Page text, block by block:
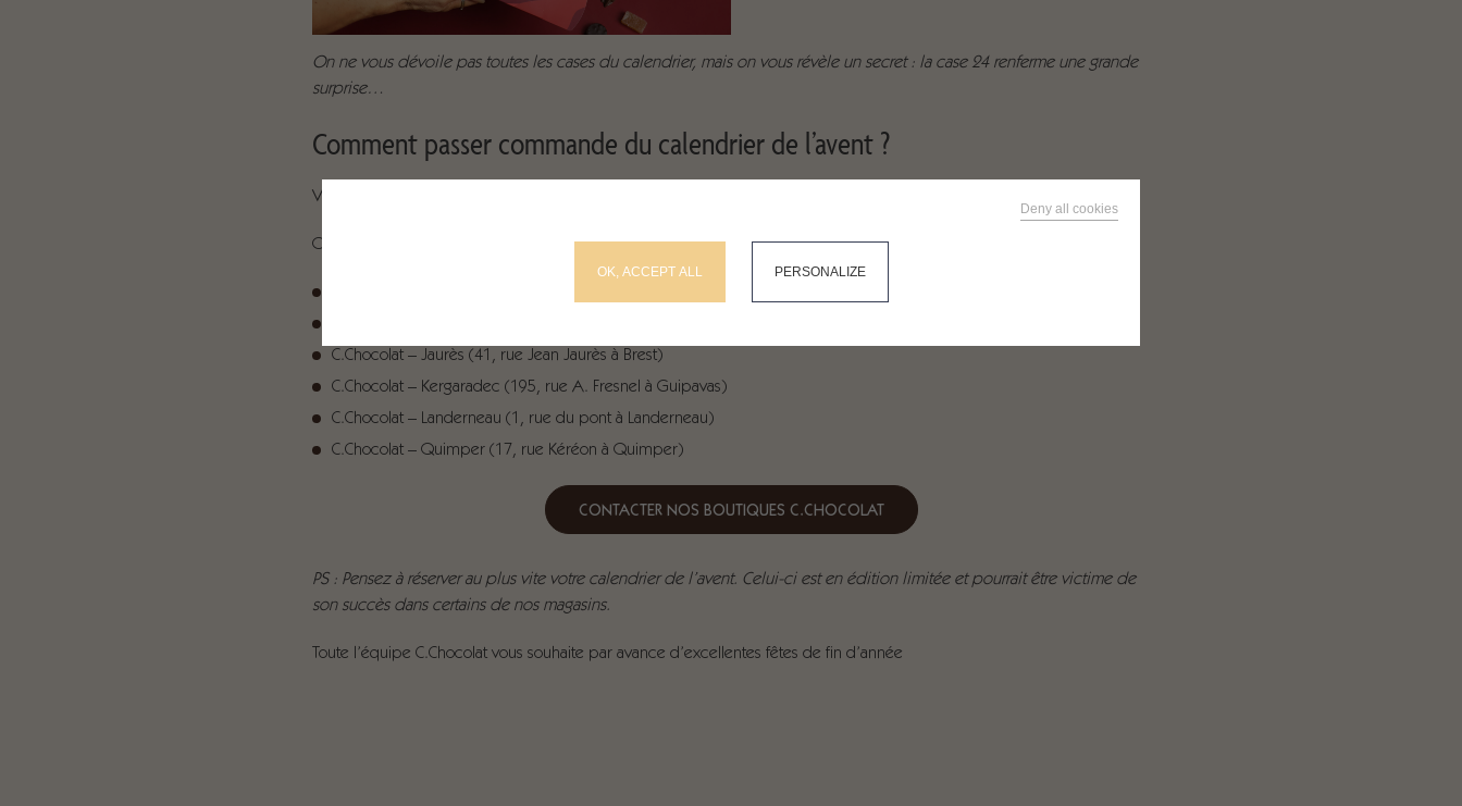
On ne vous dévoile pas toutes les cases du calendrier, mais on vous révèle un secret : la case 24 renferme une grande
surprise…
Comment passer commande du calendrier de l’avent ?
Vous pouvez commander sur notre site internet 24H/24 7J/7 en livraison à domicile
Ou vous pouvez contacter votre magasin C.Chocolat pour faire votre réservation
C.Chocolat – Jaurès (41, rue Jean Jaurès à Brest)
C.Chocolat – Kergaradec (195, rue A. Fresnel à Guipavas)
C.Chocolat – Landerneau (1, rue du pont à Landerneau)
C.Chocolat – Quimper (17, rue Kéréon à Quimper)
CONTACTER NOS BOUTIQUES C.CHOCOLAT
PS : Pensez à réserver au plus vite votre calendrier de l’avent. Celui-ci est en édition limitée et pourrait être victime de
son succès dans certains de nos magasins.
Toute l’équipe C.Chocolat vous souhaite par avance d’excellentes fêtes de fin d’année
RECHERCHEZ SUR LE SITE
OK, ACCEPT ALL
Deny all cookies
PERSONALIZE